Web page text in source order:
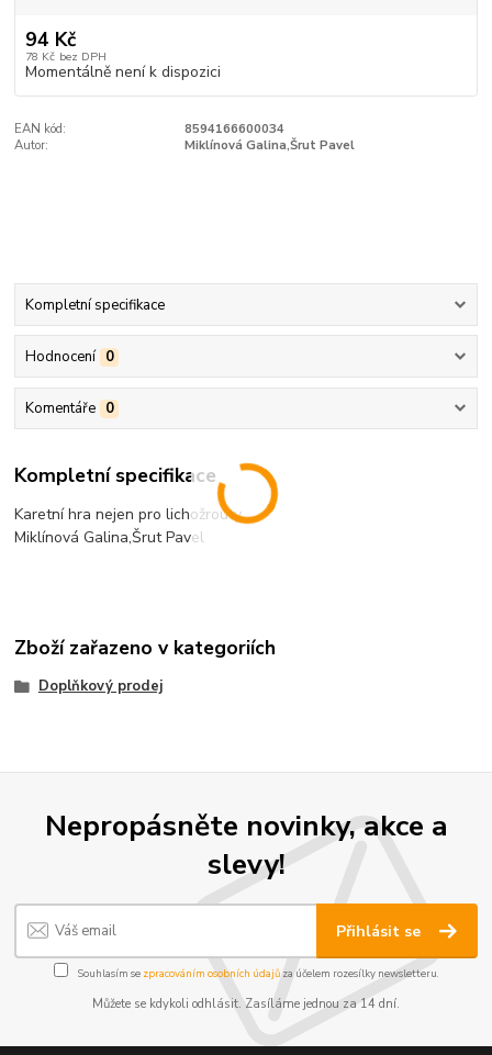
94 Kč
78 Kč bez DPH
Momentálně není k dispozici
EAN kód:
8594166600034
Autor:
Miklínová Galina,Šrut Pavel
Kompletní specifikace
Hodnocení 0
Komentáře 0
Kompletní specifikace
Karetní hra nejen pro lichožrouty.
Miklínová Galina,Šrut Pavel
Zboží zařazeno v kategoriích
Doplňkový prodej
Nepropásněte novinky, akce a
slevy!
Přihlásit se
Souhlasím se zpracováním osobních údajůza účelem rozesílky newsletteru.
Můžete se kdykoli odhlásit. Zasíláme jednou za 14 dní.